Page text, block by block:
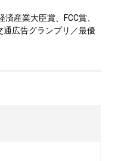
産業大臣賞、FCC賞、
通広告グランプリ／最優